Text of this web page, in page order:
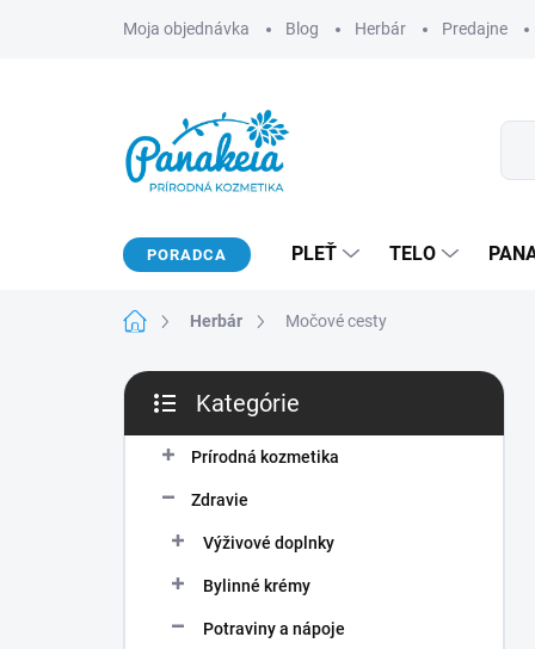
Moja objednávka Blog Herbár Predajne
PORADCA PLEŤ TELO
DomovHerbár Močové cesty
B
č
kategórie
Kategórie
Prírodná kozmetika
Zdravie
Výživové doplnky
Bylinné krémy
Potraviny a nápoje